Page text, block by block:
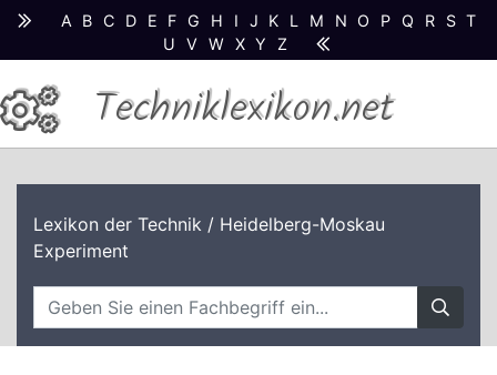
A B C D E F G H I J K L M N O P Q R S T
U
V W X Y Z
Techniklexikon.net
Lexikon der Technik / Heidelberg-Moskau
Experiment